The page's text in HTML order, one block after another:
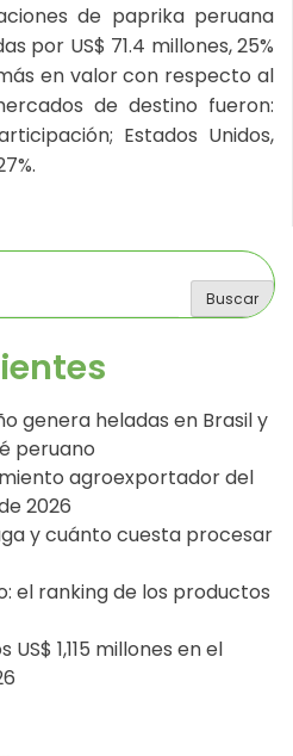
de paprika peruana
por US$ 71.4 millones, 25%
en valor con respecto al
de destino fueron:
Estados Unidos,
Buscar
genera heladas en Brasil y
peruano
agroexportador del
2026
y cuánto cuesta procesar
el ranking de los productos
1,115 millones en el